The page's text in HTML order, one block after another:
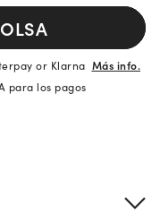
or Klarna Más info.
para los pagos